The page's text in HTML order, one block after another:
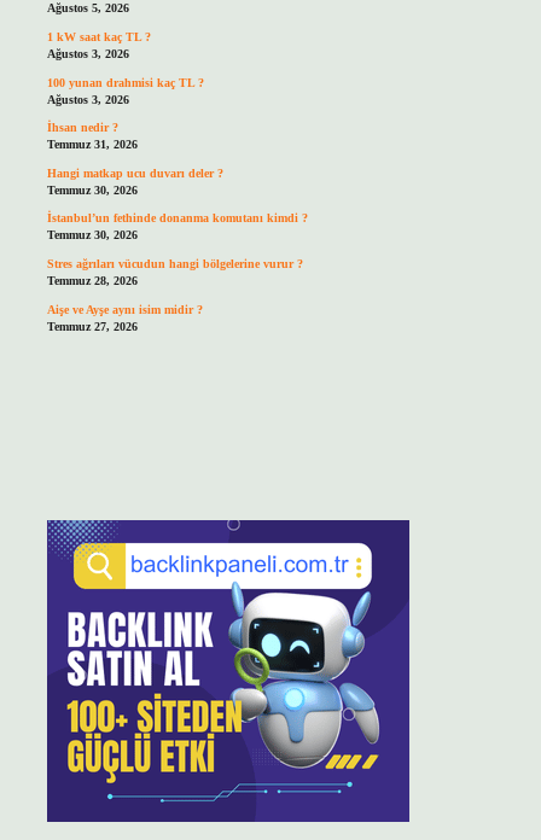
Ağustos 5, 2026
1 kW saat kaç TL ?
Ağustos 3, 2026
100 yunan drahmisi kaç TL ?
Ağustos 3, 2026
İhsan nedir ?
Temmuz 31, 2026
Hangi matkap ucu duvarı deler ?
Temmuz 30, 2026
İstanbul’un fethinde donanma komutanı kimdi ?
Temmuz 30, 2026
Stres ağrıları vücudun hangi bölgelerine vurur ?
Temmuz 28, 2026
Aişe ve Ayşe aynı isim midir ?
Temmuz 27, 2026